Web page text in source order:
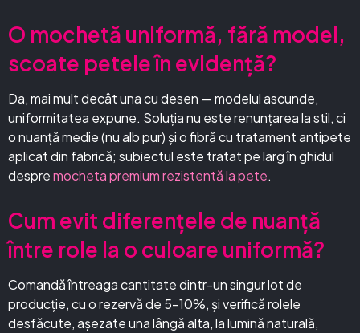
O mochetă uniformă, fără model,
scoate petele în evidență?
Da, mai mult decât una cu desen — modelul ascunde,
uniformitatea expune. Soluția nu este renunțarea la stil, ci
o nuanță medie (nu alb pur) și o fibră cu tratament antipete
aplicat din fabrică; subiectul este tratat pe larg în ghidul
despremocheta premium rezistentă la pete.
Cum evit diferențele de nuanță
între role la o culoare uniformă?
Comandă întreaga cantitate dintr-un singur lot de
producție, cu o rezervă de 5–10%, și verifică rolele
desfăcute, așezate una lângă alta, la lumină naturală,